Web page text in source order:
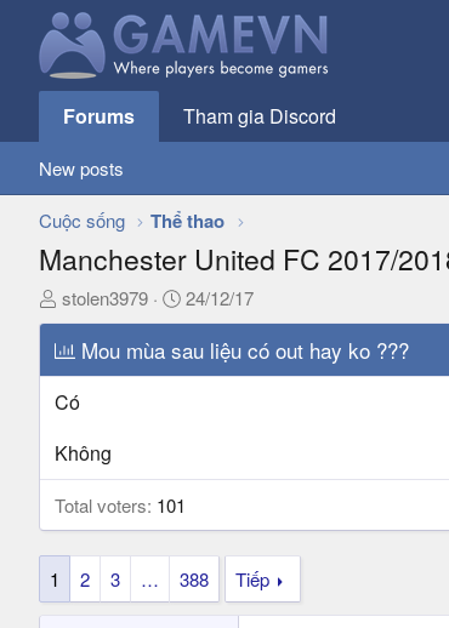
Forums Tham gia Discord
New posts
Cuộc sống Thể thao
Manchester United FC 2017/
T
h
r
e
a
s
t
a
r
t
r
stolen3979
N
g
à
y
24/12/17
Mou mùa sau liệu có out hay ko ???
Có
Không
Total voters 101
1 2 3 … 388 Tiếp